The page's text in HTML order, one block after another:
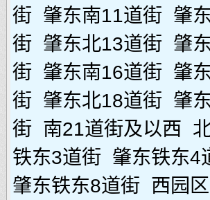
街 肇东南11道街 肇
街 肇东北13道街 肇
街 肇东南16道街 肇
街 肇东北18道街 肇
街 南21道街及以西
铁东3道街 肇东铁东4
肇东铁东8道街 西园区